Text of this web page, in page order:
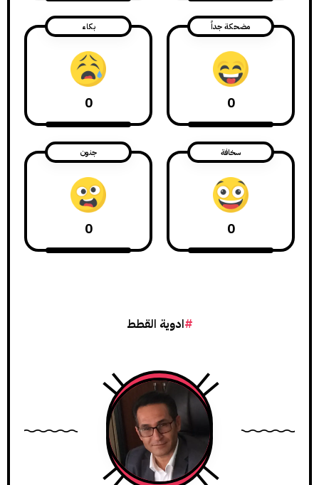
مضحكة جداً
0
بكاء
0
سخافة
0
جنون
0
ادوية القطط